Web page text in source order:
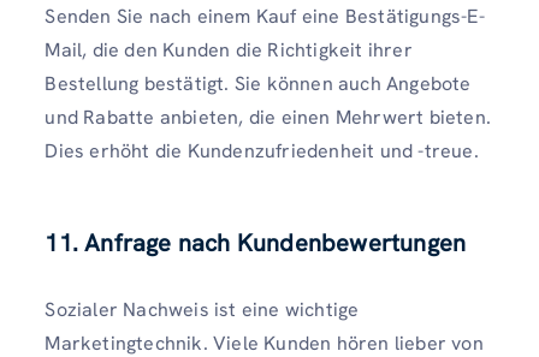
Senden Sie nach einem Kauf eine Bestätigungs-E-
Mail, die den Kunden die Richtigkeit ihrer
Bestellung bestätigt. Sie können auch Angebote
und Rabatte anbieten, die einen Mehrwert bieten.
Dies erhöht die Kundenzufriedenheit und -treue.
11. Anfrage nach Kundenbewertungen
Sozialer Nachweis ist eine wichtige
Marketingtechnik. Viele Kunden hören lieber von